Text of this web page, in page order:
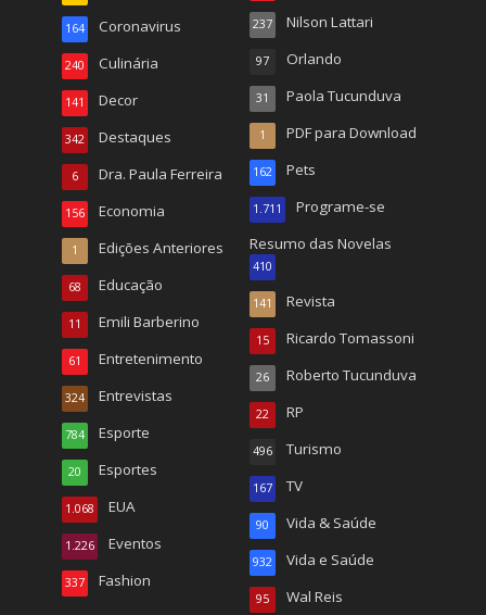
Coronavirus
164
Culinária
240
Decor
141
Destaques
342
Dra. Paula Ferreira
6
Economia
156
Edições Anteriores
1
Educação
68
Emili Barberino
11
Entretenimento
61
Entrevistas
324
Esporte
784
Esportes
20
EUA
1.068
Eventos
1.226
Fashion
337
Nilson Lattari
237
Orlando
97
Paola Tucunduva
31
PDF para Download
1
Pets
162
Programe-se
1.711
Resumo das Novelas
410
Revista
141
Ricardo Tomassoni
15
Roberto Tucunduva
26
RP
22
Turismo
496
TV
167
Vida & Saúde
90
Vida e Saúde
932
Wal Reis
95